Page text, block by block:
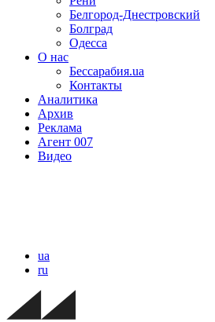
Белгород-Днестровский
Болград
Одесса
О нас
Бессарабия.ua
Контакты
Аналитика
Архив
Реклама
Агент 007
Видео
ua
ru